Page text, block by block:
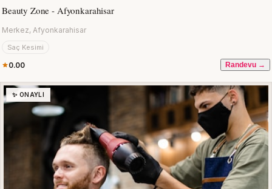
Beauty Zone - Afyonkarahisar
Merkez, Afyonkarahisar
Saç Kesimi
0.00 Randevu →
✨ ONAYLI